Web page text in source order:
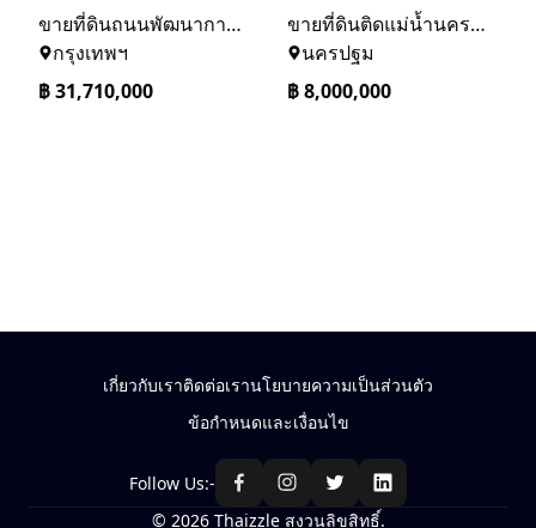
ขายที่ดินถนนพัฒนาการ 56 (ซอยเอื้อพัฒนา 15)
กรุงเทพฯ
฿31,710,000
ขายที่ดินติดแม่น้ำนครชัยศรี จ.นครปฐม ทำเลดี ที่ดินถมแล้ว
นครปฐม
฿8,000,000
เกี่ยวกับเราติดต่อเรานโยบายความเป็นส่วนตัว
ข้อกำหนดและเงื่อนไข
Follow Us:-
© 2026 Thaizzle สงวนลิขสิทธิ์.